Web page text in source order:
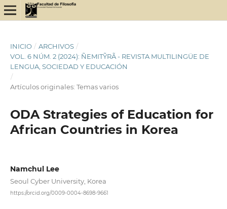
INICIO / ARCHIVOS /
VOL. 6 NÚM. 2 (2024): ÑEMITỸRÃ - REVISTA MULTILINGÜE DE
LENGUA, SOCIEDAD Y EDUCACIÓN
/
Artículos originales: Temas varios
ODA Strategies of Education for
African Countries in Korea
Namchul Lee
Seoul Cyber University, Korea
https://orcid.org/0009-0004-8698-9661